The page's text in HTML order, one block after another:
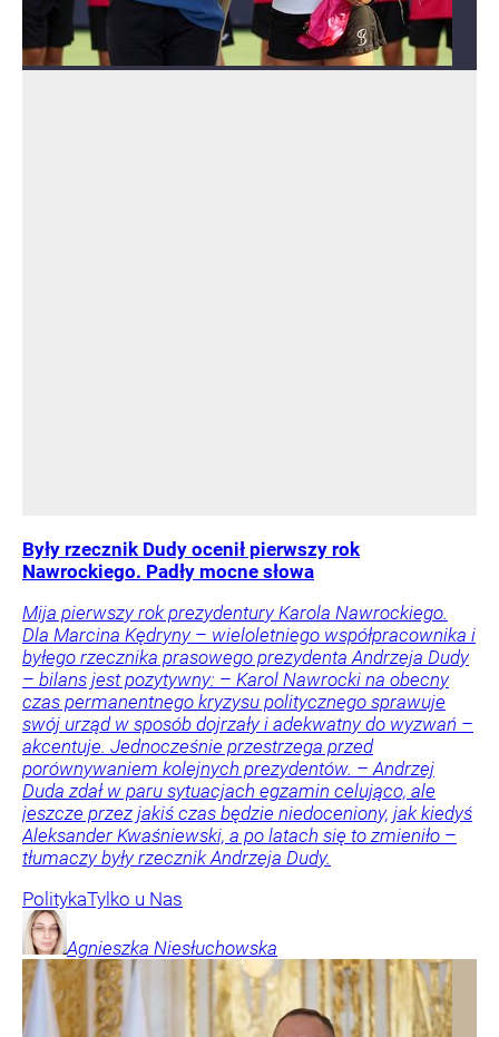
Były rzecznik Dudy ocenił pierwszy rok
Nawrockiego. Padły mocne słowa
Mija pierwszy rok prezydentury Karola Nawrockiego.
Dla Marcina Kędryny – wieloletniego współpracownika i
byłego rzecznika prasowego prezydenta Andrzeja Dudy
– bilans jest pozytywny: – Karol Nawrocki na obecny
czas permanentnego kryzysu politycznego sprawuje
swój urząd w sposób dojrzały i adekwatny do wyzwań –
akcentuje. Jednocześnie przestrzega przed
porównywaniem kolejnych prezydentów. – Andrzej
Duda zdał w paru sytuacjach egzamin celująco, ale
jeszcze przez jakiś czas będzie niedoceniony, jak kiedyś
Aleksander Kwaśniewski, a po latach się to zmieniło –
tłumaczy były rzecznik Andrzeja Dudy.
PolitykaTylko u Nas
Agnieszka Niesłuchowska